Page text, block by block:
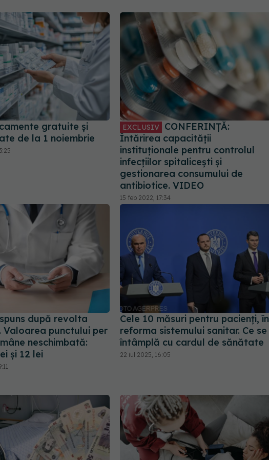
gratuite şi
de la 1 noiembrie
EXCLUSIV
CONFERINȚĂ:
Întărirea capacității
instituționale pentru controlul
infecțiilor spitalicești și
gestionarea consumului de
antibiotice. VIDEO
15 feb 2022, 17:34
după revolta
Valoarea punctului per
neschimbată:
și 12 lei
Cele 10 măsuri pentru pacienți, în
reforma sistemului sanitar. Ce se
întâmplă cu cardul de sănătate
22 iul 2025, 16:05